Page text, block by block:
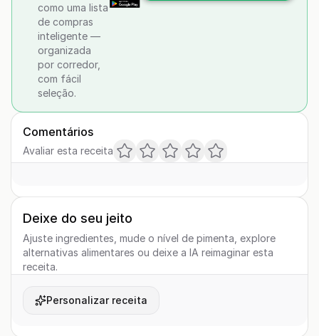
como uma lista
de compras
inteligente —
organizada
por corredor,
com fácil
seleção.
Comentários
Avaliar esta receita
Deixe do seu jeito
Ajuste ingredientes, mude o nível de pimenta, explore
alternativas alimentares ou deixe a IA reimaginar esta
receita.
Personalizar receita